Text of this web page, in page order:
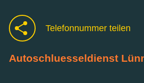
Telefonnummer teilen
Autoschluesseldienst